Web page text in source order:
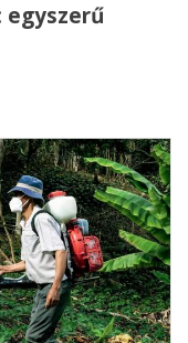
egyszerű